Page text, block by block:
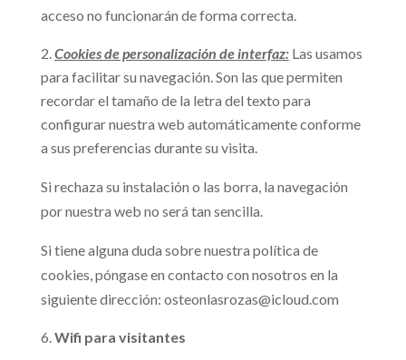
acceso no funcionarán de forma correcta.
Cookies de personalización de interfaz:Las usamos
para facilitar su navegación. Son las que permiten
recordar el tamaño de la letra del texto para
configurar nuestra web automáticamente conforme
a sus preferencias durante su visita.
Si rechaza su instalación o las borra, la navegación
por nuestra web no será tan sencilla.
Si tiene alguna duda sobre nuestra política de
cookies, póngase en contacto con nosotros en la
siguiente dirección: osteonlasrozas@icloud.com
Wifi para visitantes